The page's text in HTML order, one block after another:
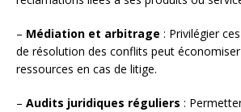
– Médiation et arbitrage : Privilégier
de résolution des conflits peut
ressources en cas de litige.
– Audits juridiques réguliers :